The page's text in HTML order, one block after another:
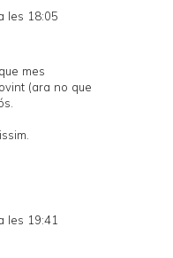
les 18:05
mes
(ara no que
les 19:41